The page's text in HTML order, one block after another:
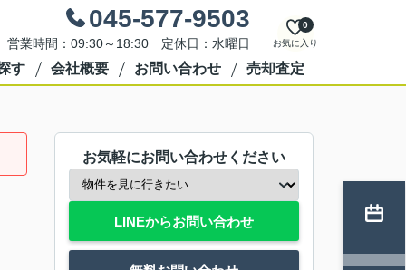
045-577-9503
営業時間：09:30～18:30 定休日：水曜日 お気に入り
0
す 会社概要 お問い合わせ 売却査定
お気軽にお問い合わせください
LINEからお問い合わせ